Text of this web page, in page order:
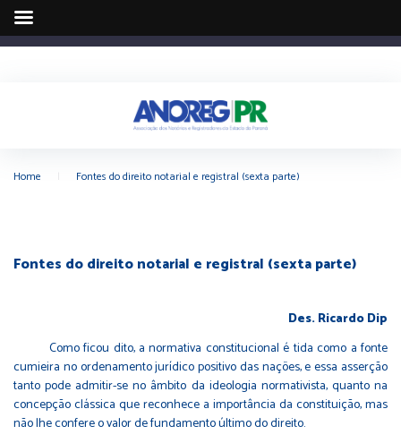
Home Fontes do direito notarial e registral (sexta parte)
Fontes do direito notarial e registral (sexta parte)
Des. Ricardo Dip
Como ficou dito, a normativa constitucional é tida como a fonte
cumieira no ordenamento jurídico positivo das nações, e essa asserção
tanto pode admitir-se no âmbito da ideologia normativista, quanto na
concepção clássica que reconhece a importância da constituição, mas
não lhe confere o valor de fundamento último do direito.